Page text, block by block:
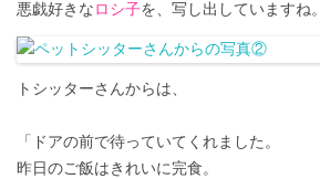
悪戯好きな ロシ子を、写し出していますね。
トシッターさんからは、
「ドアの前で待っていてくれました。
昨日のご飯はきれいに完食。